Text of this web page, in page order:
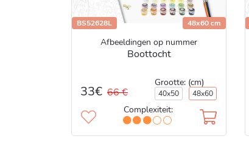
BS52628L 48x60 cm
Afbeeldingen op nummer
Boottocht
33€ 66 €
Grootte: (cm)
40x50 48x60
Complexiteit: